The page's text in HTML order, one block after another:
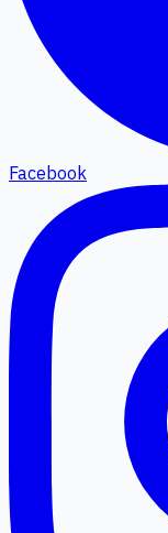
Facebook